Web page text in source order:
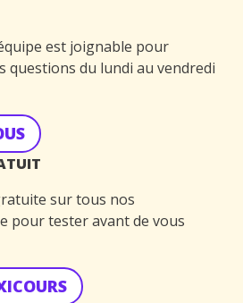
est joignable pour
questions du lundi au vendredi
sur tous nos
pour tester avant de vous